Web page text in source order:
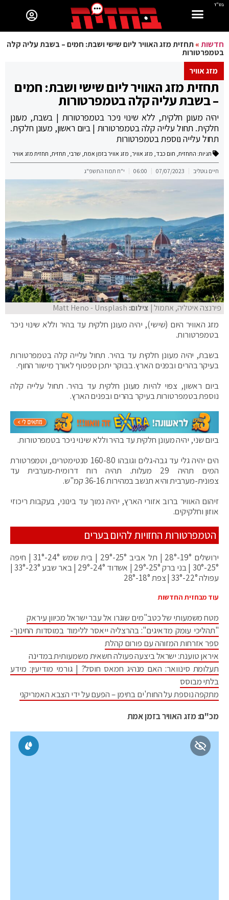
בס"ד
חדשות»תחזית מזג האוויר ליום שישי ושבת: חמים – בשבת עליה קלה
בטמפרטורות
מזג אוויר
תחזית מזג האוויר ליום שישי ושבת: חמים
– בשבת עליה קלה בטמפרטורות
יהיה מעונן חלקית, ללא שינוי ניכר בטמפרטורות | בשבת, מעונן
חלקית. תחול עלייה קלה בטמפרטורות | ביום ראשון, מעונן חלקית.
תחול עלייה נוספת בטמפרטורות
תגיות: התחזית, חום כבד, מזג אוויר, מזג אוויר בזמן אמת, שרבי, תחזית, תחזית מזג אוויר
חיים גוטליב 07/07/2023
06:00 י"ח תמוז התשפ"ג
פירנצה איטליה, אתמול| צילום: Matt Heno - Unsplash
מזג האוויר היום (שישי), יהיה מעונן חלקית עד בהיר וללא שינוי ניכר
בטמפרטורות.
בשבת, יהיה מעונן חלקית עד בהיר. תחול עלייה קלה בטמפרטורות
בעיקר בהרים ובפנים הארץ. בבוקר יתכן טפטוף לאורך מישור החוף.
ביום ראשון, צפוי להיות מעונן חלקית עד בהיר. תחול עלייה קלה
נוספת בטמפרטורות בעיקר בהרים ובפנים הארץ.
ביום שני, יהיה מעונן חלקית עד בהיר וללא שינוי ניכר בטמפרטורות.
הים יהיה גלי עד גבה-גלים וגובהו 160-80 סנטימטרים, וטמפרטורת
המים תהיה 29 מעלות. תהיה רוח דרומית-מערבית עד
צפונית-מערבית והיא תנשב במהירות 36-16 קמ"ש.
זיהום האוויר ברוב אזורי הארץ, יהיה נמוך עד בינוני, בעקבות ריכוזי
אוזון וחלקיקים.
הטמפרטורות החזויות להיום בערים
ירושלים 19°-28° | תל אביב 25°-29° | בית שמש 24°-31° | חיפה
25°-30° | בני ברק 25°-29° | אשדוד 24°-29° | באר שבע 23°-33° |
עפולה 22°-33° | צפת 18°-28°
עוד מבחזית החדשות
מטח משמעותי של כטב"מים שוגרו אל עבר ישראל מכיוון עיראק
"תהליכי עומק מדאיגים": בהרצליה ייאסר ללימוד במוסדות החינוך-
ספר אזרחות המזוהה עם פורום קהלת
איראן טוענת: ישראל ביצעה פעולה חשאית משמעותית במדינה
תעלומת סינוואר: האם מנהיג חמאס חוסל? | גורמי מודיעין: מידע
בלתי מבוסס
מתקפה נוספת על החות'ים בתימן – הפעם על ידי הצבא האמריקני
מכ"ם: מזג האוויר בזמן אמת